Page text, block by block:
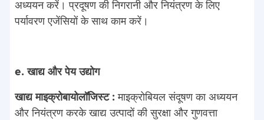
अध्ययन करें। प्रदूषण की निगरानी और नियंत्रण के लिए
पर्यावरण एजेंसियों के साथ काम करें।
e. खाद्य और पेय उद्योग
खाद्य माइक्रोबायोलॉजिस्ट :माइक्रोबियल संदूषण का अध्ययन
और नियंत्रण करके खाद्य उत्पादों की सुरक्षा और गुणवत्ता